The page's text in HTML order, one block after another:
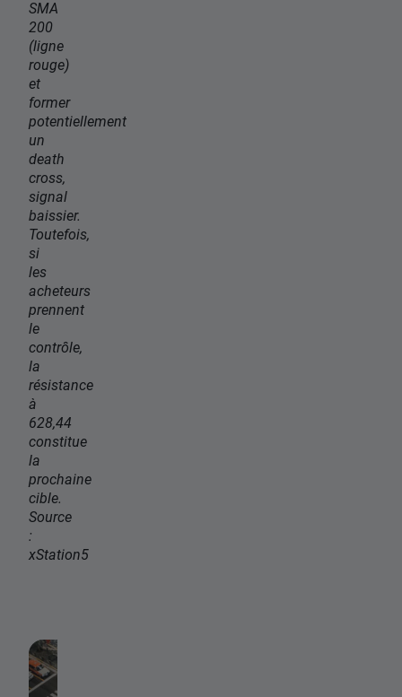
SMA
200
(ligne
rouge)
et
former
potentiellement
un
death
cross,
signal
baissier.
Toutefois,
si
les
acheteurs
prennent
le
contrôle,
la
résistance
à
628,44
constitue
la
prochaine
cible.
Source
:
xStation5